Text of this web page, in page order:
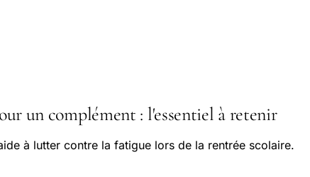
un complément : l'essentiel à retenir
à lutter contre la fatigue lors de la rentrée scolaire.